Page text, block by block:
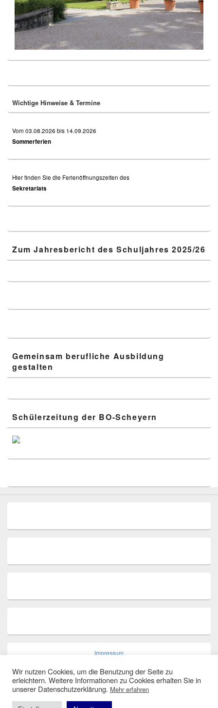
Area
Wichtige Hinweise & Termine
Vom 03.08.2026 bis 14.09.2026
Sommerferien
Hier finden Sie die Ferienöffnungszeiten des
Sekretariats
Zum Jahresbericht des Schuljahres 2025/26
Gemeinsam berufliche Ausbildung
gestalten
Schülerzeitung der BO-Scheyern
Impressum
Datenschutz
Wir nutzen Cookies, um die Benutzung der Seite zu
erleichtern. Weitere Informationen zu Cookies erhalten Sie in
unserer Datenschutzerklärung. Mehr erfahren